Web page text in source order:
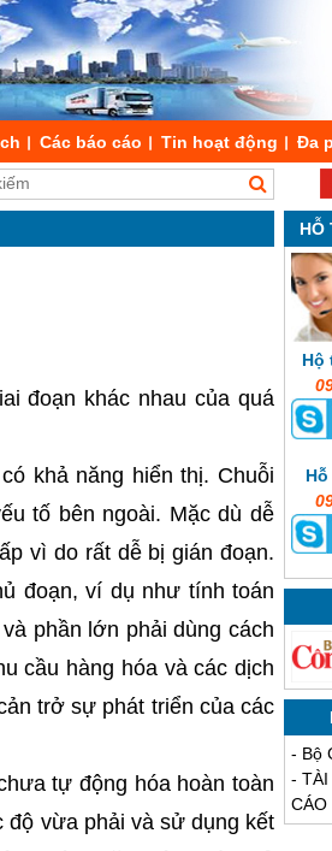
Các báo cáo Tin hoạt động Đa
đoạn khác nhau của quá
khả năng hiển thị. Chuỗi
tố bên ngoài. Mặc dù dễ
vì do rất dễ bị gián đoạn.
đoạn, ví dụ như tính toán
phần lớn phải dùng cách
cầu hàng hóa và các dịch
trở sự phát triển của các
tự động hóa hoàn toàn
vừa phải và sử dụng kết
HỖ
Hộ
- Bộ
- TÀI
CÁO